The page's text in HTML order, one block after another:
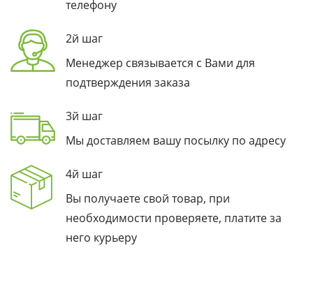
телефону
2й шаг
Менеджер связывается с Вами для
подтверждения заказа
3й шаг
Мы доставляем вашу посылку по адресу
4й шаг
Вы получаете свой товар, при
необходимости проверяете, платите за
него курьеру